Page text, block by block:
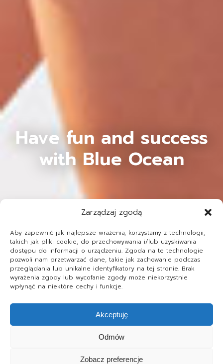
Zarządzaj zgodą
Aby zapewnić jak najlepsze wrażenia, korzystamy z technologii,
takich jak pliki cookie, do przechowywania i/lub uzyskiwania
dostępu do informacji o urządzeniu. Zgoda na te technologie
pozwoli nam przetwarzać dane, takie jak zachowanie podczas
przeglądania lub unikalne identyfikatory na tej stronie. Brak
wyrażenia zgody lub wycofanie zgody może niekorzystnie
wpłynąć na niektóre cechy i funkcje.
Akceptuję
Odmów
Zobacz preferencje
Have fun and success
with Blue Ocean